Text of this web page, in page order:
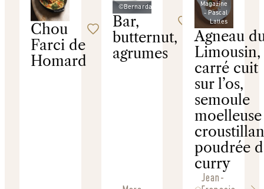
Chou
Farci de
Homard
©Bernardaud
Bar,
butternut,
agrumes
Magazine
- Pascal
Lattes
Agneau
Limousin,
carré cuit
sur l’os,
semoule
poudrée
curry
Jean-